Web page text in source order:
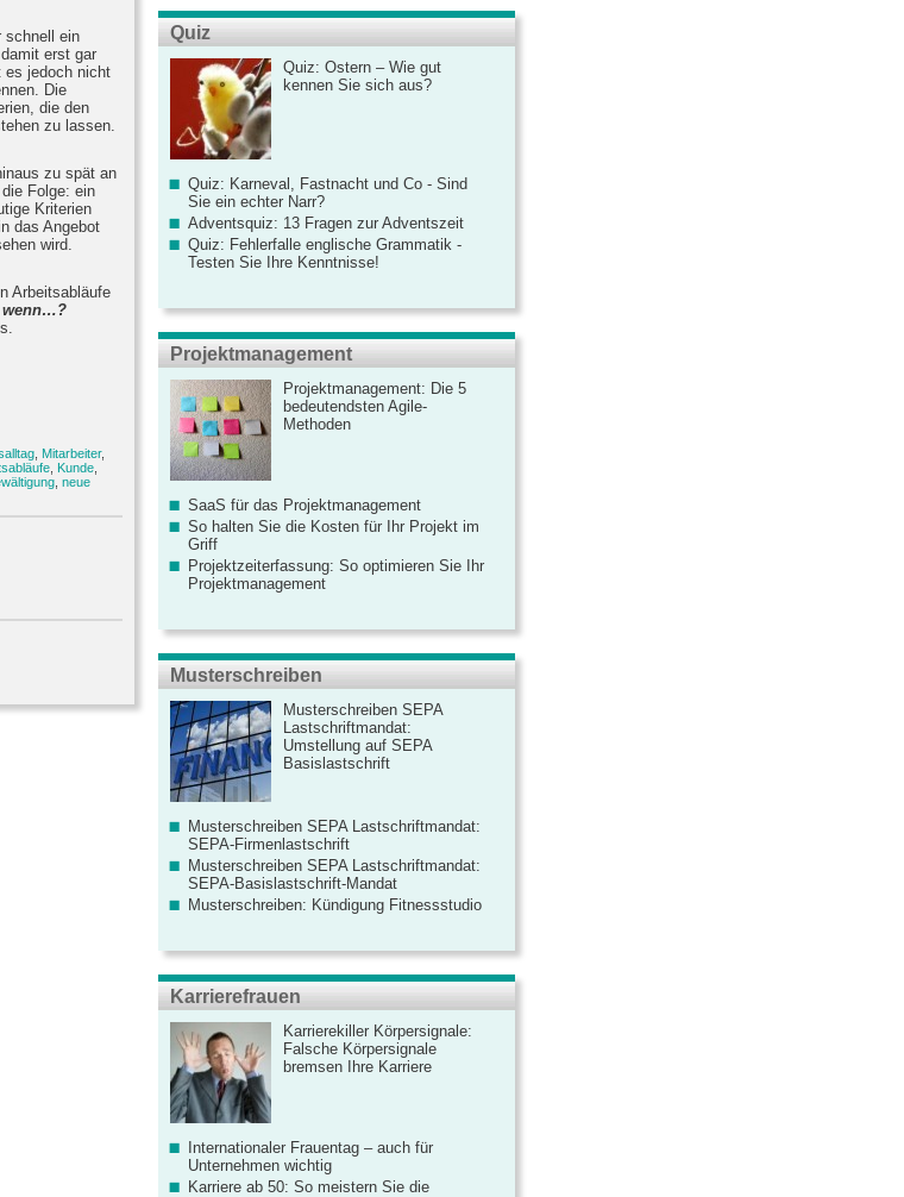
schnell ein
erst gar
es jedoch nicht
Die
die den
zu lassen.
zu spät an
Folge: ein
Kriterien
das Angebot
wird.
Arbeitsabläufe
wenn…?
Mitarbeiter,
Kunde
neue
Quiz
Quiz: Ostern – Wie gut
kennen Sie sich aus?
Quiz: Karneval, Fastnacht und Co - Sind
Sie ein echter Narr?
Adventsquiz: 13 Fragen zur Adventszeit
Quiz: Fehlerfalle englische Grammatik -
Testen Sie Ihre Kenntnisse!
Projektmanagement
Projektmanagement: Die 5
bedeutendsten Agile-
Methoden
SaaS für das Projektmanagement
So halten Sie die Kosten für Ihr Projekt im
Griff
Projektzeiterfassung: So optimieren Sie Ihr
Projektmanagement
Musterschreiben
Musterschreiben SEPA
Lastschriftmandat:
Umstellung auf SEPA
Basislastschrift
Musterschreiben SEPA Lastschriftmandat:
SEPA-Firmenlastschrift
Musterschreiben SEPA Lastschriftmandat:
SEPA-Basislastschrift-Mandat
Musterschreiben: Kündigung Fitnessstudio
Karrierefrauen
Karrierekiller Körpersignale:
Falsche Körpersignale
bremsen Ihre Karriere
Internationaler Frauentag – auch für
Unternehmen wichtig
Karriere ab 50: So meistern Sie die